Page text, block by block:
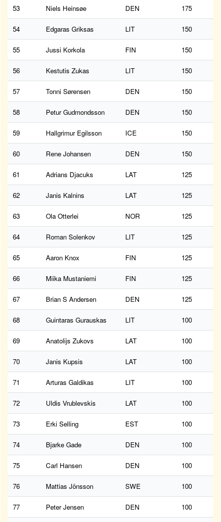
53 Niels Heinsøe DEN 175
54 Edgaras Griksas LIT 150
55 Jussi Korkola FIN 150
56 Kestutis Zukas LIT 150
57 Tonni Sørensen DEN 150
58 Petur Gudmondsson DEN 150
59 Hallgrimur Egilsson ICE 150
60 Rene Johansen DEN 150
61 Adrians Djacuks LAT 125
62 Janis Kalnins LAT 125
63 Ola Otterlei NOR 125
64 Roman Solenkov LIT 125
65 Aaron Knox FIN 125
66 Miika Mustaniemi FIN 125
67 Brian S Andersen DEN 125
68 Guintaras Gurauskas LIT 100
69 Anatolijs Zukovs LAT 100
70 Janis Kupsis LAT 100
71 Arturas Galdikas LIT 100
72 Uldis Vrublevskis LAT 100
73 Erki Selling EST 100
74 Bjarke Gade DEN 100
75 Carl Hansen DEN 100
76 Mattias Jönsson SWE 100
77 Peter Jensen DEN 100